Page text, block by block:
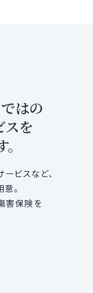
はの
スを
ビスなど、
。
害保険を